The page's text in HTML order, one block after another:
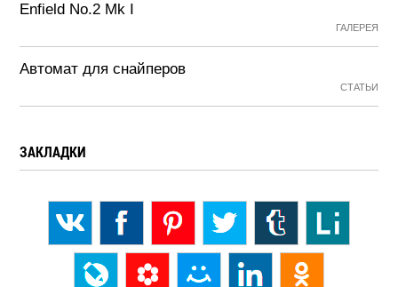
Enfield No.2 Mk I
ГАЛЕРЕЯ
Автомат для снайперов
СТАТЬИ
ЗАКЛАДКИ